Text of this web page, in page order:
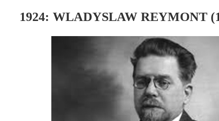
1924: WLADYSLAW REYMONT